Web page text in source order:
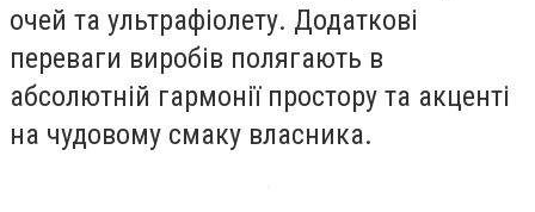
очей та ультрафіолету. Додаткові
переваги виробів полягають в
абсолютній гармонії простору та акценті
на чудовому смаку власника.